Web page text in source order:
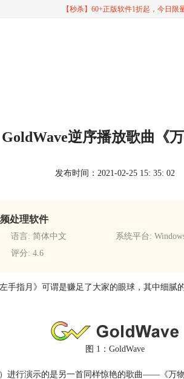
【秒杀】60+正版软件1折起，今日限
GoldWave逆序播放歌曲《万
发布时间：2021-02-25 15: 35: 02
处理软件
语言: 简体中文
系统平台:
评分: 4.6
手指月》可谓是赚足了大家的眼球，其中细腻
图 1：GoldWave
）进行演示的是另一首同样惊艳的歌曲——《万